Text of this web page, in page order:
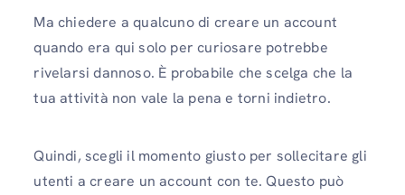
Ma chiedere a qualcuno di creare un account
quando era qui solo per curiosare potrebbe
rivelarsi dannoso. È probabile che scelga che la
tua attività non vale la pena e torni indietro.
Quindi, scegli il momento giusto per sollecitare gli
utenti a creare un account con te. Questo può